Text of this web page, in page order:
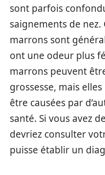
sont parfois
saignements de
marrons sont
ont une odeur plus
marrons peuvent
grossesse, mais
être causées par
santé. Si vous avez
devriez consulter
puisse établir un